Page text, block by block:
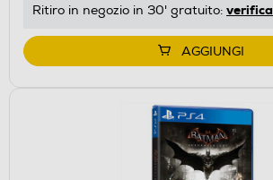
Ritiro in negozio in 30' gratuito: verifica
AGGIUNGI